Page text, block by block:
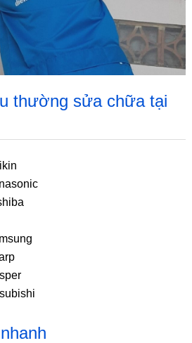
thường sửa chữa tại